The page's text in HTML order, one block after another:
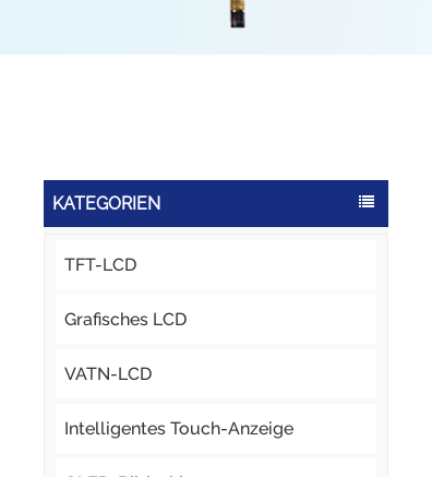
KATEGORIEN
TFT-LCD
Grafisches LCD
VATN-LCD
Intelligentes Touch-Anzeige